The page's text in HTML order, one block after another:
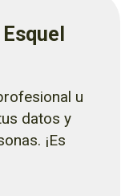
u
datos y
¡Es